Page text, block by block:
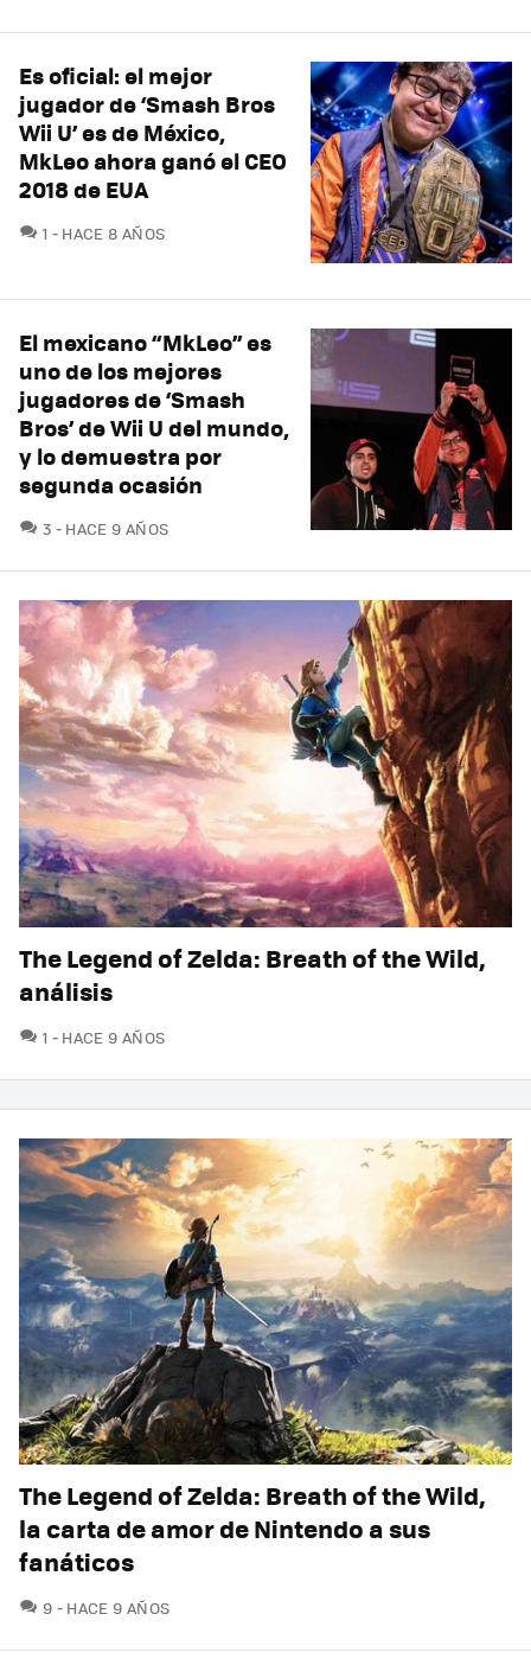
Es oficial: el mejor
jugador de ‘Smash Bros
Wii U’ es de México,
MkLeo ahora ganó el CEO
2018 de EUA
1 COMENTARIOS
HACE 8 AÑOS
El mexicano “MkLeo” es
uno de los mejores
jugadores de ‘Smash
Bros’ de Wii U del mundo,
y lo demuestra por
segunda ocasión
3 COMENTARIOS
HACE 9 AÑOS
The Legend of Zelda: Breath of the Wild,
análisis
1 COMENTARIOS
HACE 9 AÑOS
The Legend of Zelda: Breath of the Wild,
la carta de amor de Nintendo a sus
fanáticos
9 COMENTARIOS
HACE 9 AÑOS